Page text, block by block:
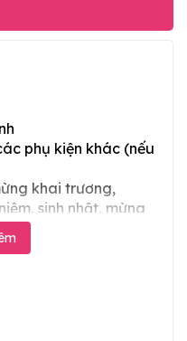
phụ kiện khác (nếu
khai trương,
sinh nhật, mừng
ngày lễ tết trong